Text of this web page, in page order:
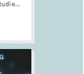
more...